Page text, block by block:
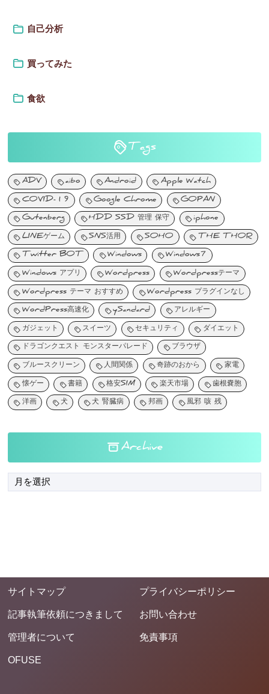
自己分析
買ってみた
食欲
Tags
ADV aibo Android Apple Watch
COVID-19 Google Chrome GOPAN
Gutenberg HDD SSD 管理 保守 iphone
LINEゲーム SNS活用 SOHO THE THOR
Twitter BOT Windows Windows7
Windows アプリ Wordpress Wordpressテーマ
Wordpress テーマ おすすめ Wordpress プラグインなし
WordPress高速化 ySandard アレルギー
ガジェット スイーツ セキュリティ ダイエット
ドラゴンクエスト モンスターパレード ブラウザ
ブルースクリーン 人間関係 奇跡のおから 家電
懐ゲー 書籍 格安SIM 楽天市場 歯根嚢胞
洋画 犬 犬 腎臓病 邦画 風邪 咳 残
Archive
サイトマップ プライバシーポリシー
記事執筆依頼につきまして お問い合わせ
管理者について 免責事項
OFUSE